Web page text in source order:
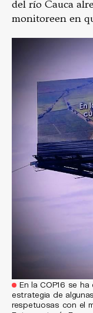
del río Cauca
monitoreen en
En la COP16 se
estrategia de
respetuosas con el